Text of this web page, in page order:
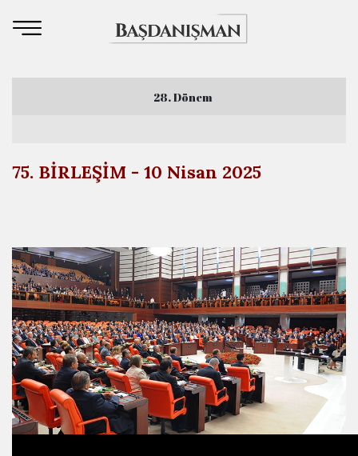
28. Dönem
4. Yasama Yılı
75. BİRLEŞİM - 10 Nisan 2025